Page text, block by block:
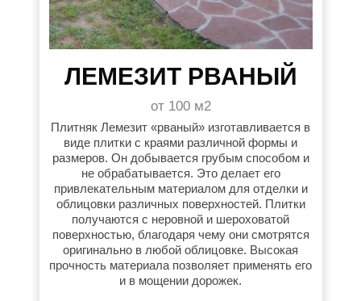
ЛЕМЕЗИТ РВАНЫЙ
Плитняк Лемезит «рваный» изготавливается в
виде плитки с краями различной формы и
размеров. Он добывается грубым способом и
не обрабатывается. Это делает его
привлекательным материалом для отделки и
облицовки различных поверхностей. Плитки
получаются с неровной и шероховатой
поверхностью, благодаря чему они смотрятся
оригинально в любой облицовке. Высокая
прочность материала позволяет применять его
и в мощении дорожек.
от 100 м2